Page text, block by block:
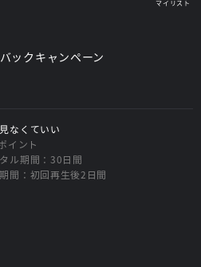
なくていい
イント
ル期間：30日間
間：初回再生後2日間